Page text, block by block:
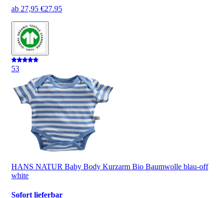
ab 27,95 €27.95
53
HANS NATUR Baby Body Kurzarm Bio Baumwolle blau-off
white
Sofort lieferbar